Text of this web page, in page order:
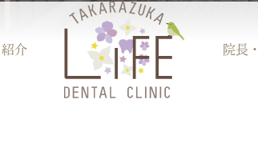
紹介 院長・